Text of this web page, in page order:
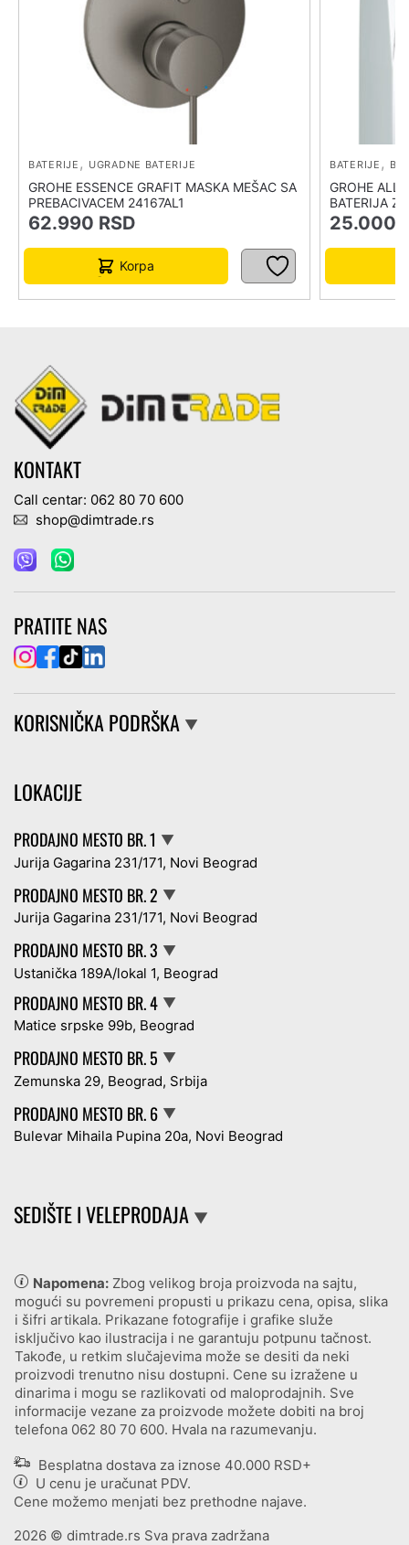
BATERIJE , UGRADNE BATERIJE
GROHE ESSENCE GRAFIT MASKA MEŠAC SA
PREBACIVACEM 24167AL1
62.990 RSD
Korpa
BATERIJE ,
GROHE
BATERIJA
25.000
KONTAKT
Call centar: 062 80 70 600
shop@dimtrade.rs
PRATITE NAS
KORISNIČKA PODRŠKA ▼
LOKACIJE
PRODAJNO MESTO BR. 1 ▼
Jurija Gagarina 231/171, Novi Beograd
PRODAJNO MESTO BR. 2 ▼
Jurija Gagarina 231/171, Novi Beograd
PRODAJNO MESTO BR. 3 ▼
Ustanička 189A/lokal 1, Beograd
PRODAJNO MESTO BR. 4 ▼
Matice srpske 99b, Beograd
PRODAJNO MESTO BR. 5 ▼
Zemunska 29, Beograd, Srbija
PRODAJNO MESTO BR. 6 ▼
Bulevar Mihaila Pupina 20a, Novi Beograd
SEDIŠTE I VELEPRODAJA ▼
Napomena: Zbog velikog broja proizvoda na sajtu,
mogući su povremeni propusti u prikazu cena, opisa, slika
i šifri artikala. Prikazane fotografije i grafike služe
isključivo kao ilustracija i ne garantuju potpunu tačnost.
Takođe, u retkim slučajevima može se desiti da neki
proizvodi trenutno nisu dostupni. Cene su izražene u
dinarima i mogu se razlikovati od maloprodajnih. Sve
informacije vezane za proizvode možete dobiti na broj
telefona 062 80 70 600. Hvala na razumevanju.
Besplatna dostava za iznose 40.000 RSD+
U cenu je uračunat PDV.
Cene možemo menjati bez prethodne najave.
2026 © dimtrade.rs Sva prava zadržana